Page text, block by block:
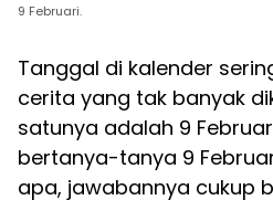
9 Februari.
Tanggal di kalender
cerita yang tak banyak
satunya adalah 9
bertanya-tanya 9
apa, jawabannya cukup